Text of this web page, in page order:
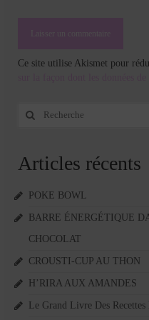
Ce site utilise Akismet pour
Rechercher
Articles récents
POKE BOWL
BARRE ÉNERGÉTIQUE
CHOCOLAT
CROUSTI-CUP AU THON
H’RIRA AUX AMANDES
Le Grand Livre Des